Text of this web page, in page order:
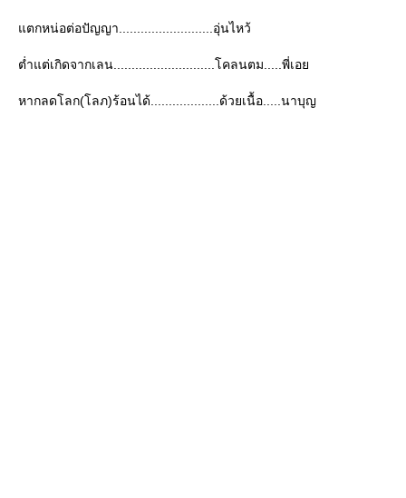
ตกหน่อต่อปัญญา..........................อุ่นไหว้
ต่ำแต่เกิดจากเลน............................โคลนตม.....พี่เอ
หากลดโลก(โลภ)ร้อนได้...................ด้วยเนื้อ.....นาบุญ